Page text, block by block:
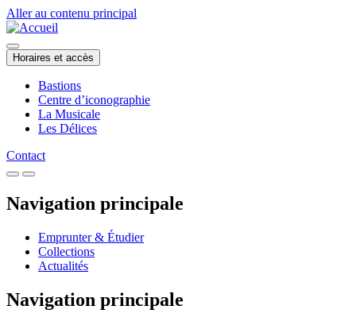
Aller au contenu principal
Horaires et accès
Bastions
Centre d’iconographie
La Musicale
Les Délices
Contact
Navigation principale
Emprunter & Étudier
Collections
Actualités
Navigation principale